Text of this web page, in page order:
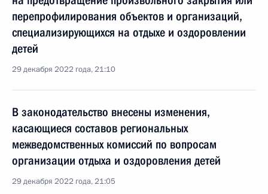
перепрофилирования объектов и организаций,
специализирующихся на отдыхе и оздоровлении
детей
29 декабря 2022 года, 21:10
В законодательство внесены изменения,
касающиеся составов региональных
межведомственных комиссий по вопросам
организации отдыха и оздоровления детей
29 декабря 2022 года, 21:05